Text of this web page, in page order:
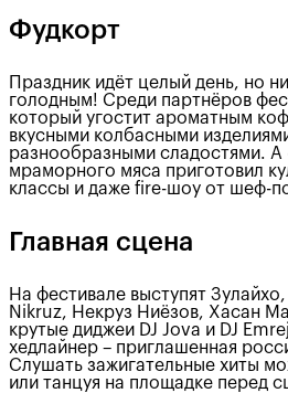
Фудкорт
Праздник идёт целый день, но
голодным! Среди партнёров
который угостит ароматным
вкусными колбасными
разнообразными сладостями.
мраморного мяса приготовил
классы и даже fire-шоу от шеф-
Главная сцена
На фестивале выступят
Nikruz, Некруз Ниёзов, Хасан
крутые диджеи DJ Jova и DJ
хедлайнер – приглашенная
Слушать зажигательные хиты
или танцуя на площадке перед